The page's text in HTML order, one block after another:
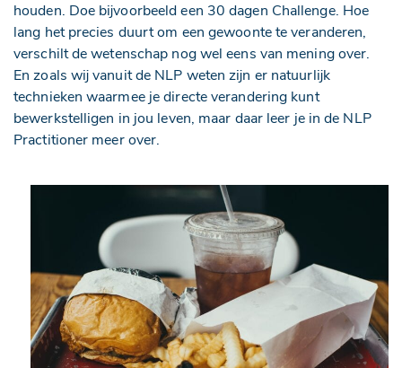
houden. Doe bijvoorbeeld een 30 dagen Challenge. Hoe
lang het precies duurt om een gewoonte te veranderen,
verschilt de wetenschap nog wel eens van mening over.
En zoals wij vanuit de NLP weten zijn er natuurlijk
technieken waarmee je directe verandering kunt
bewerkstelligen in jou leven, maar daar leer je in de NLP
Practitioner meer over.